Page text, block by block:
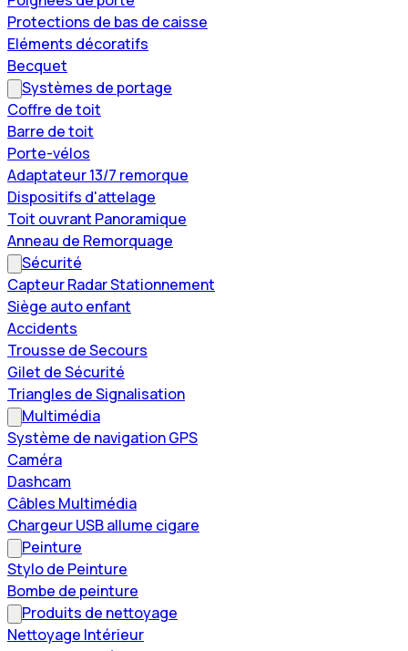
Protections de bas de caisse
Eléments décoratifs
Becquet
Systèmes de portage
Coffre de toit
Barre de toit
Porte-vélos
Adaptateur 13/7 remorque
Dispositifs d'attelage
Toit ouvrant Panoramique
Anneau de Remorquage
Sécurité
Capteur Radar Stationnement
Siège auto enfant
Accidents
Trousse de Secours
Gilet de Sécurité
Triangles de Signalisation
Multimédia
Système de navigation GPS
Caméra
Dashcam
Câbles Multimédia
Chargeur USB allume cigare
Peinture
Stylo de Peinture
Bombe de peinture
Produits de nettoyage
Nettoyage Intérieur